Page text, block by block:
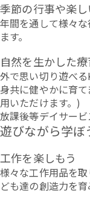
季節の行事や楽
年間を通して様々
ます。
自然を生かした
外で思い切り遊べ
身共に健やかに育
用いただけます。)
放課後等デイサービ
遊びながら学ぼ
工作を楽しもう
様々な工作用品を
ども達の創造力を育